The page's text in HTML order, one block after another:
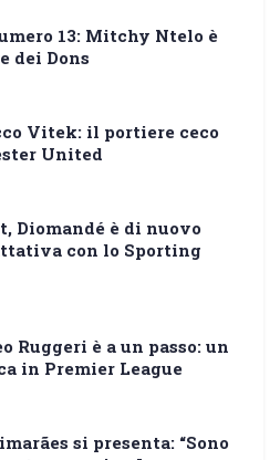
13: Mitchy Ntelo è
dei Dons
Vitek: il portiere ceco
United
Diomandé è di nuovo
con lo Sporting
Ruggeri è a un passo: un
in Premier League
si presenta: “Sono